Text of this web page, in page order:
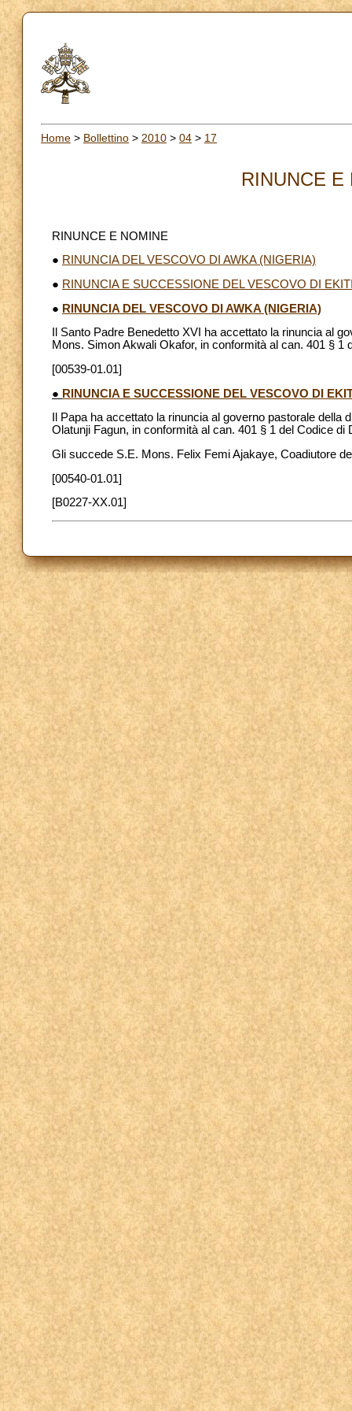
Home > Bollettino > 2010 > 04 > 17
RINUNCE E
RINUNCE E NOMINE
● RINUNCIA DEL VESCOVO DI AWKA (NIGERIA)
● RINUNCIA E SUCCESSIONE DEL VESCOVO DI
● RINUNCIA DEL VESCOVO DI AWKA (NIGERIA)
Il Santo Padre Benedetto XVI ha accettato la rinuncia al
Mons. Simon Akwali Okafor, in conformità al can. 401 § 1
[00539-01.01]
● RINUNCIA E SUCCESSIONE DEL VESCOVO DI
Il Papa ha accettato la rinuncia al governo pastorale
Olatunji Fagun, in conformità al can. 401 § 1 del Codice di
Gli succede S.E. Mons. Felix Femi Ajakaye, Coadiutore
[00540-01.01]
[B0227-XX.01]